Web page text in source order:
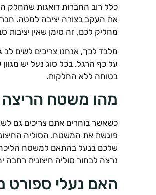
כלל רוב החברות דואגות שהחלק
את העקב בצורה יציבה למטה.
מחליק לכם, זה סימן שאין
מלבד לכך, אנחנו צריכים לשים
על כף הרגל. בכל סוג נעל יש
בטוחה ללא החלקות.
מהו משטח
כשאשר בוחרים אתם צריכים גם
פוגשת את המשטח. הסוליה
שלכם בנעל בהתאם למשטח הליכה
נרצה לבחור סוליה חיצונית רחבה
האם נעלי ספורט